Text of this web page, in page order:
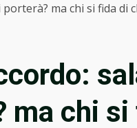
ma chi si fida di
ma chi si